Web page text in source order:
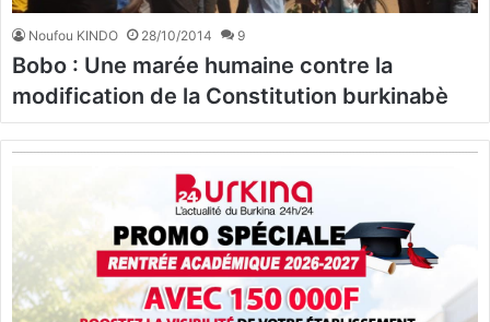
Noufou KINDO 28/10/2014 9
Bobo : Une marée humaine contre la
modification de la Constitution burkinabè